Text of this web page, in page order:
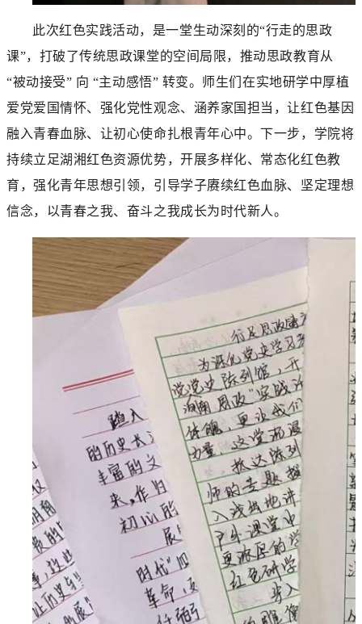
此次红色实践活动，是一堂生动深刻的“行走的思政
课”，打破了传统思政课堂的空间局限，推动思政教育从
“被动接受” 向 “主动感悟” 转变。师生们在实地研学中厚植
爱党爱国情怀、强化党性观念、涵养家国担当，让红色基因
融入青春血脉、让初心使命扎根青年心中。下一步，学院将
持续立足湖湘红色资源优势，开展多样化、常态化红色教
育，强化青年思想引领，引导学子赓续红色血脉、坚定理想
信念，以青春之我、奋斗之我成长为时代新人。